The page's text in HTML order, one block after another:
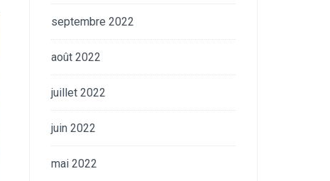
septembre 2022
août 2022
juillet 2022
juin 2022
mai 2022